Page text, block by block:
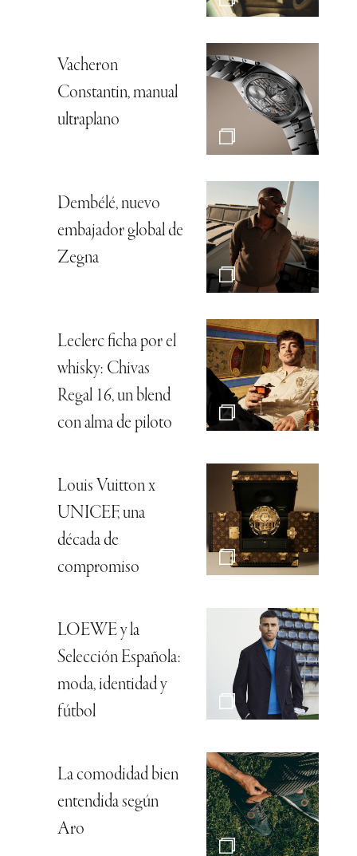
Vacheron
Constantin, manual
ultraplano
Dembélé, nuevo
embajador global de
Zegna
Leclerc ficha por el
whisky: Chivas
Regal 16, un blend
con alma de piloto
Louis Vuitton x
UNICEF, una
década de
compromiso
LOEWE y la
Selección Española:
moda, identidad y
fútbol
La comodidad bien
entendida según
Aro